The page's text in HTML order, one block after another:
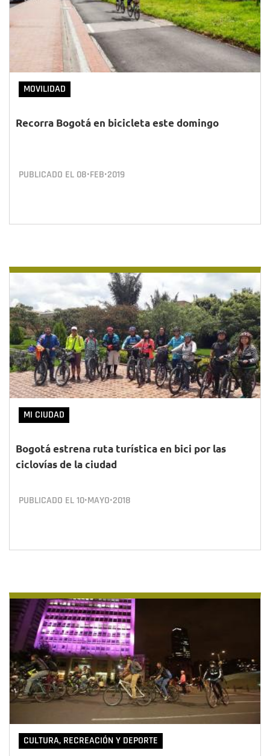
MOVILIDAD
Recorra Bogotá en bicicleta este domingo
PUBLICADO EL 08•FEB•2019
MI CIUDAD
Bogotá estrena ruta turística en bici por las
ciclovías de la ciudad
PUBLICADO EL10•MAYO•2018
CULTURA, RECREACIÓN Y DEPORTE